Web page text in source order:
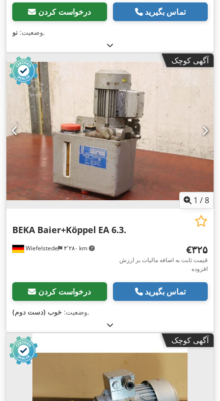
درخواست کردن تماس بگیرید
وضعیت: نو ,
آگهی کوچک
1 /8
Wiefelstede ۴٬۲۸۰ km
BEKA Baier+Köppel EA 6.3.
‎€۳۲۵
قیمت ثابت به اضافه مالیات بر ارزش
افزوده
درخواست کردن تماس بگیرید
وضعیت: خوب (دست دوم) ,
آگهی کوچک